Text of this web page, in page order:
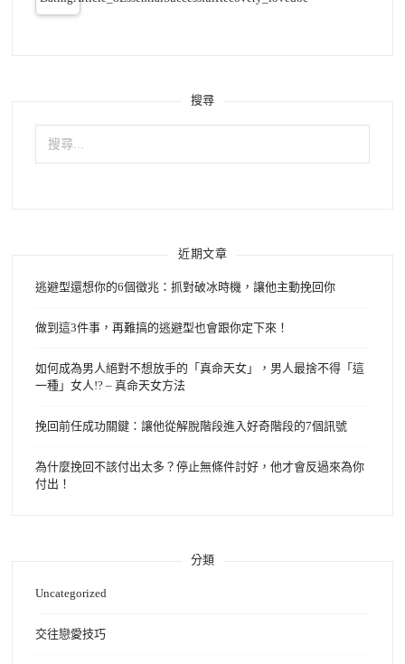
搜尋
搜
鍵
近期文章
逃避型還想你的6個徵兆：抓對破冰時機，讓他主動挽回你
做到這3件事，再難搞的逃避型也會跟你定下來！
如何成為男人絕對不想放手的「真命天女」，男人最捨不得「這
一種」女人!? – 真命天女方法
挽回前任成功關鍵：讓他從解脫階段進入好奇階段的7個訊號
為什麼挽回不該付出太多？停止無條件討好，他才會反過來為你
付出！
分類
Uncategorized
交往戀愛技巧